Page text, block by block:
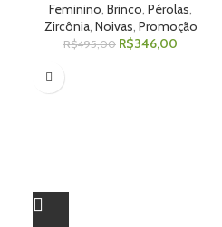
Feminino, Brinco, Pérolas,
Zircônia, Noivas, Promoção
R$495,00 R$346,00